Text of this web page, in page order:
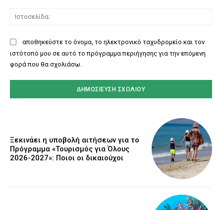
αποθηκεύστε το όνομα, το ηλεκτρονικό ταχυδρομείο και τον
ιστότοπό μου σε αυτό το πρόγραμμα περιήγησης για την επόμενη
φορά που θα σχολιάσω.
Ξεκινάει η υποβολή αιτήσεων για το
Πρόγραμμα «Τουρισμός για Όλους
2026-2027»: Ποιοι οι δικαιούχοι